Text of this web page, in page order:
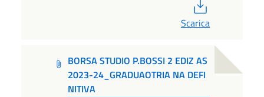
Scarica
BORSA STUDIO P.BOSSI 2 EDIZ AS
2023-24_GRADUAOTRIA NA DEFI
NITIVA